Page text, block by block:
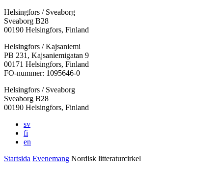
Helsingfors / Sveaborg
Sveaborg B28
00190 Helsingfors, Finland
Facebook:
Öppnas
i
en
flik
Instagram:
Öppnas
i
en
flik
TikTok:
Öppnas
i
en
flik
Youtube:
Öppnas
i
en
flik
Vimeo:
Öppnas
i
en
flik
Helsingfors / Kajsaniemi
PB 231, Kajsaniemigatan 9
00171 Helsingfors, Finland
FO-nummer: 1095646-0
Helsingfors / Sveaborg
Sveaborg B28
00190 Helsingfors, Finland
sv
fi
en
Startsida Evenemang Nordisk litteraturcirkel